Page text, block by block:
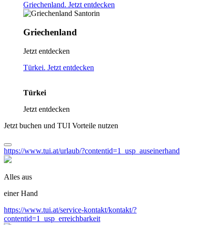
Griechenland. Jetzt entdecken
Griechenland
Jetzt entdecken
Türkei. Jetzt entdecken
Türkei
Jetzt entdecken
Jetzt buchen und TUI Vorteile nutzen
https://www.tui.at/urlaub/?contentid=1_usp_auseinerhand
Alles aus
einer Hand
https://www.tui.at/service-kontakt/kontakt/?
contentid=1_usp_erreichbarkeit